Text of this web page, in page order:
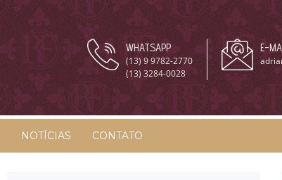
WHATSAPP
(13) 9 9782-2770
(13) 3284-0028
E-
NOTÍCIAS CONTATO